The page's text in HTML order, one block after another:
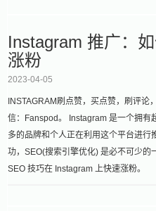
Instagram 推广：
涨粉
2023-04-05
INSTAGRAM刷点赞，买点赞，刷评论
信：Fanspod。 Instagram 是一个拥有
多的品牌和个人正在利用这个平台进
功，SEO(搜索引擎优化) 是必不可少的
SEO 技巧在 Instagram 上快速涨粉。